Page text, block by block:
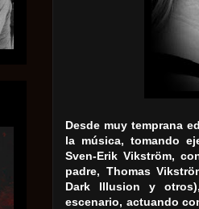
Desde muy temprana
la música, tomando
Sven-Erik Vikström,
padre, Thomas
Dark Illusion y
escenario, actuando